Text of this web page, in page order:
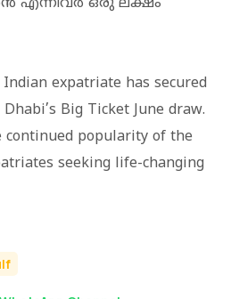
expatriate has secured
Big Ticket June draw.
popularity of the
seeking life-changing